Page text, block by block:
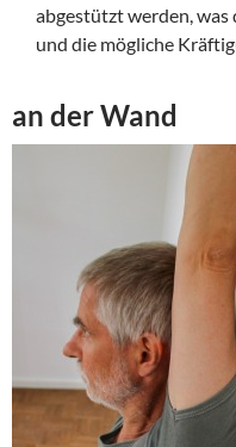
abgestützt werden, was
und die mögliche
an der Wand